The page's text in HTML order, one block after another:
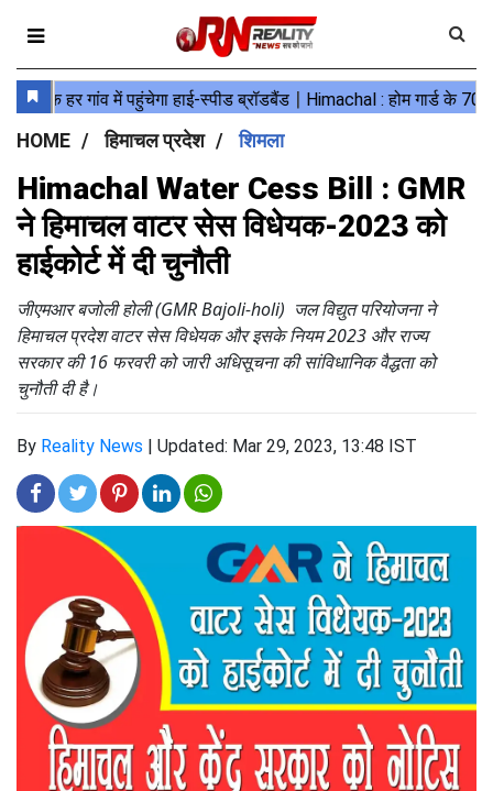
HOME हिमाचल प्रदेश शिमला
Himachal Water Cess Bill : GMR
ने हिमाचल वाटर सेस विधेयक-2023 को
हाईकोर्ट में दी चुनौती
जीएमआर बजोली होली (GMR Bajoli-holi) जल विद्युत परियोजना ने
हिमाचल प्रदेश वाटर सेस विधेयक और इसके नियम 2023 और राज्य
सरकार की 16 फरवरी को जारी अधिसूचना की सांविधानिक वैद्धता को
चुनौती दी है।
By Reality News | Updated: Mar 29, 2023, 13:48 IST